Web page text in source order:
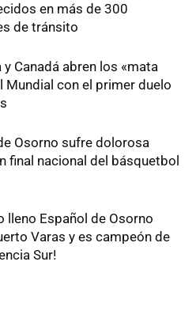
en más de 300
de tránsito
y Canadá abren los «mata
Mundial con el primer duelo
Osorno sufre dolorosa
final nacional del básquetbol
lleno Español de Osorno
Varas y es campeón de
Sur!